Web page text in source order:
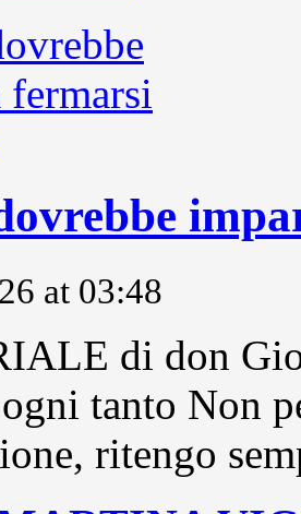
at 03:48
di don
tanto Non
ritengo